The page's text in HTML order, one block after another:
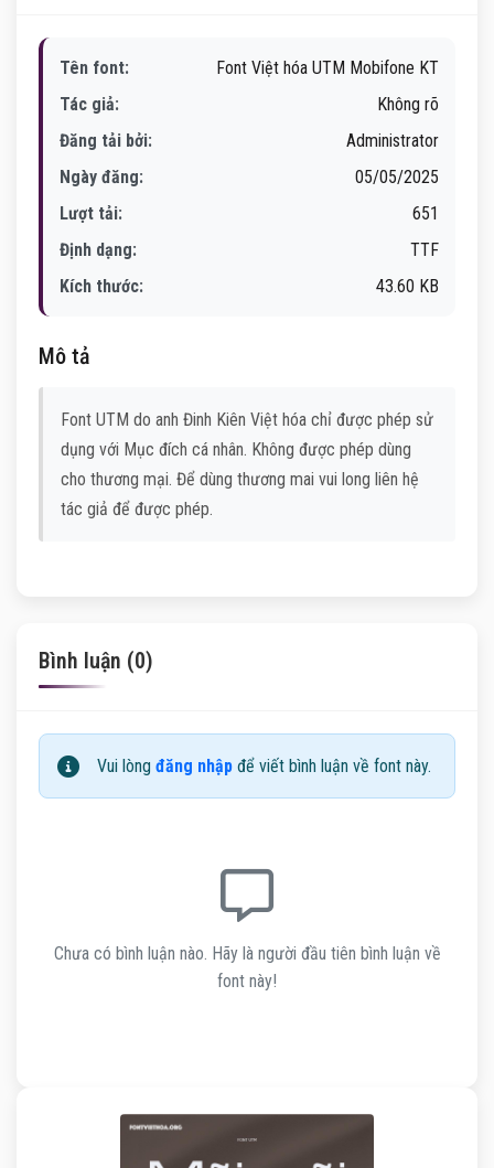
Tên font:
Font Việt hóa UTM Mobifone KT
Tác giả:
Không rõ
Đăng tải bởi:
Administrator
Ngày đăng:
05/05/2025
Lượt tải:
651
Định dạng:
TTF
Kích thước:
43.60 KB
Mô tả
Font UTM do anh Đinh Kiên Việt hóa chỉ được phép sử
dụng với Mục đích cá nhân. Không được phép dùng
cho thương mại. Để dùng thương mai vui long liên hệ
tác giả để được phép.
Bình luận (0)
Vui lòng đăng nhập để viết bình luận về font này.
Chưa có bình luận nào. Hãy là người đầu tiên bình luận về
font này!